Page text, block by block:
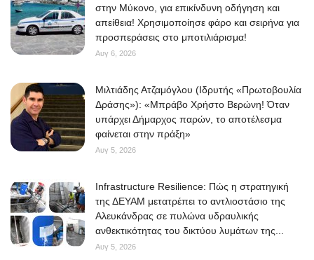
στην Μύκονο, για επικίνδυνη οδήγηση και
απείθεια! Χρησιμοποίησε φάρο και σειρήνα για
προσπεράσεις στο μποτιλιάρισμα!
Αυγ 6, 2026
Μιλτιάδης Ατζαμόγλου (Ιδρυτής «Πρωτοβουλία
Δράσης»): «Μπράβο Χρήστο Βερώνη! Όταν
υπάρχει Δήμαρχος παρών, το αποτέλεσμα
φαίνεται στην πράξη»
Αυγ 5, 2026
Infrastructure Resilience: Πώς η στρατηγική
της ΔΕΥΑΜ μετατρέπει το αντλιοστάσιο της
Αλευκάνδρας σε πυλώνα υδραυλικής
ανθεκτικότητας του δικτύου λυμάτων της...
Αυγ 5, 2026